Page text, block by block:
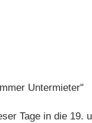
Untermieter"
Tage in die 19.